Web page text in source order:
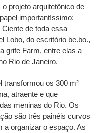
projeto arquitetônico de
importantíssimo:
de toda essa
Lobo, do escritório be.bo.,
grife Farm, entre elas a
Rio de Janeiro.
transformou os 300 m²
atraente e que
meninas do Rio. Os
são três painéis curvos
a organizar o espaço. As